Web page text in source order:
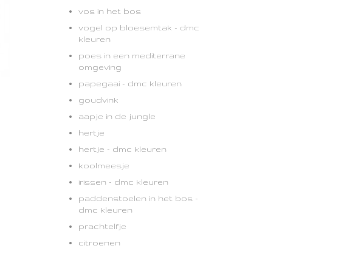
vos in het bos
vogel op bloesemtak - dmc
kleuren
poes in een mediterrane
omgeving
papegaai - dmc kleuren
goudvink
aapje in de jungle
hertje
hertje - dmc kleuren
koolmeesje
irissen - dmc kleuren
paddenstoelen in het bos -
dmc kleuren
prachtelfje
citroenen